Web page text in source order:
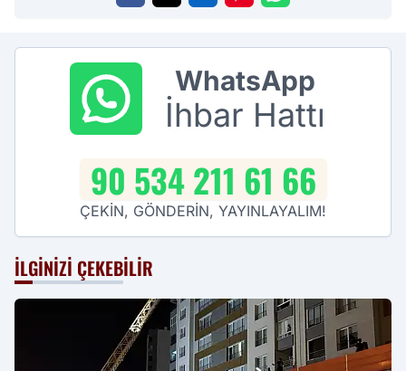
WhatsApp
İhbar Hattı
90 534 211 61 66
ÇEKİN, GÖNDERİN, YAYINLAYALIM!
İLGINIZI ÇEKEBILIR